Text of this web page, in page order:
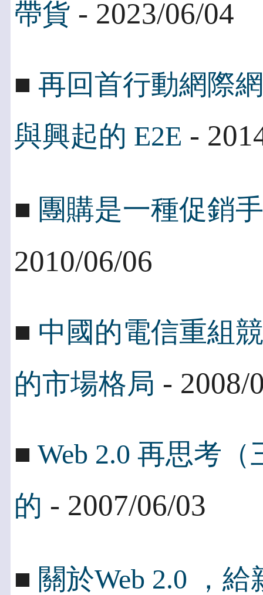
帶貨 - 2023/06/04
■ 再回首行動網際
與興起的 E2E -
■ 團購是一種促銷
2010/06/06
■ 中國的電信重組
的市場格局 - 2008/
■ Web 2.0 再思考
的 - 2007/06/03
■ 關於Web 2.0 ，